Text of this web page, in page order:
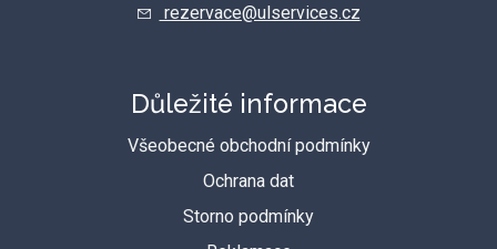
Důležité informace
Všeobecné obchodní podmínky
Ochrana dat
Storno podmínky
rezervace@ulservices.cz